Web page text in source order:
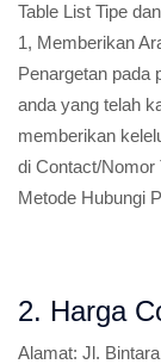
Table List Tipe
1, Memberikan
Penargetan pada
anda yang telah
memberikan
di Contact/Nomor
Metode Hubungi
2. Harga
Alamat: Jl.